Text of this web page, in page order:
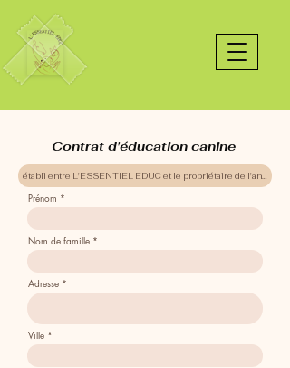
Contrat d'éducation canine
Prénom
Nom de famille
Adresse
Ville